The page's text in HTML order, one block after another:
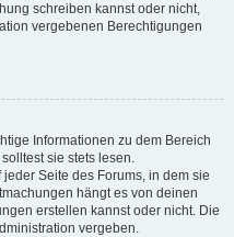
schreiben kannst oder nicht,
vergebenen Berechtigungen
Informationen zu dem Bereich
sie stets lesen.
Seite des Forums, in dem sie
hängt es von deinen
erstellen kannst oder nicht. Die
vergeben.